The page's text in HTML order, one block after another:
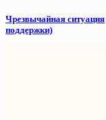
Чрезвычайная ситуация
поддержки)